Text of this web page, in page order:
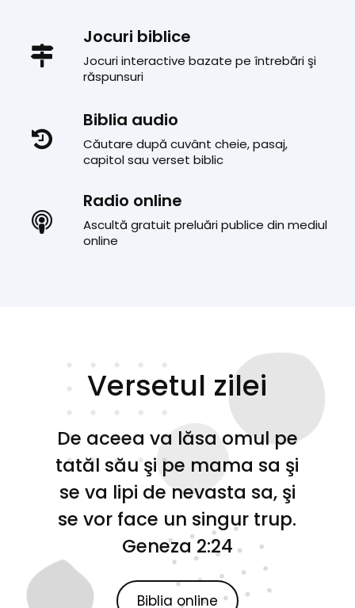
Jocuri biblice
Jocuri interactive bazate pe întrebări şi
răspunsuri
Biblia audio
Căutare după cuvânt cheie, pasaj,
capitol sau verset biblic
Radio online
Ascultă gratuit preluări publice din mediul
online
Versetul zilei
De aceea va lăsa omul pe
tatăl său şi pe mama sa şi
se va lipi de nevasta sa, şi
se vor face un singur trup.
Geneza 2:24
Biblia online